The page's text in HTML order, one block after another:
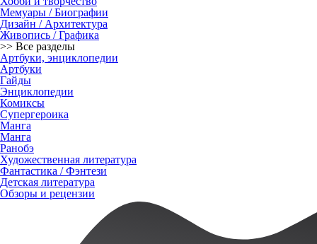
Мемуары / Биографии
Дизайн / Архитектура
Живопись / Графика
>> Все разделы
Артбуки, энциклопедии
Артбуки
Гайды
Энциклопедии
Комиксы
Супергероика
Манга
Манга
Ранобэ
Художественная литература
Фантастика / Фэнтези
Детская литература
Обзоры и рецензии